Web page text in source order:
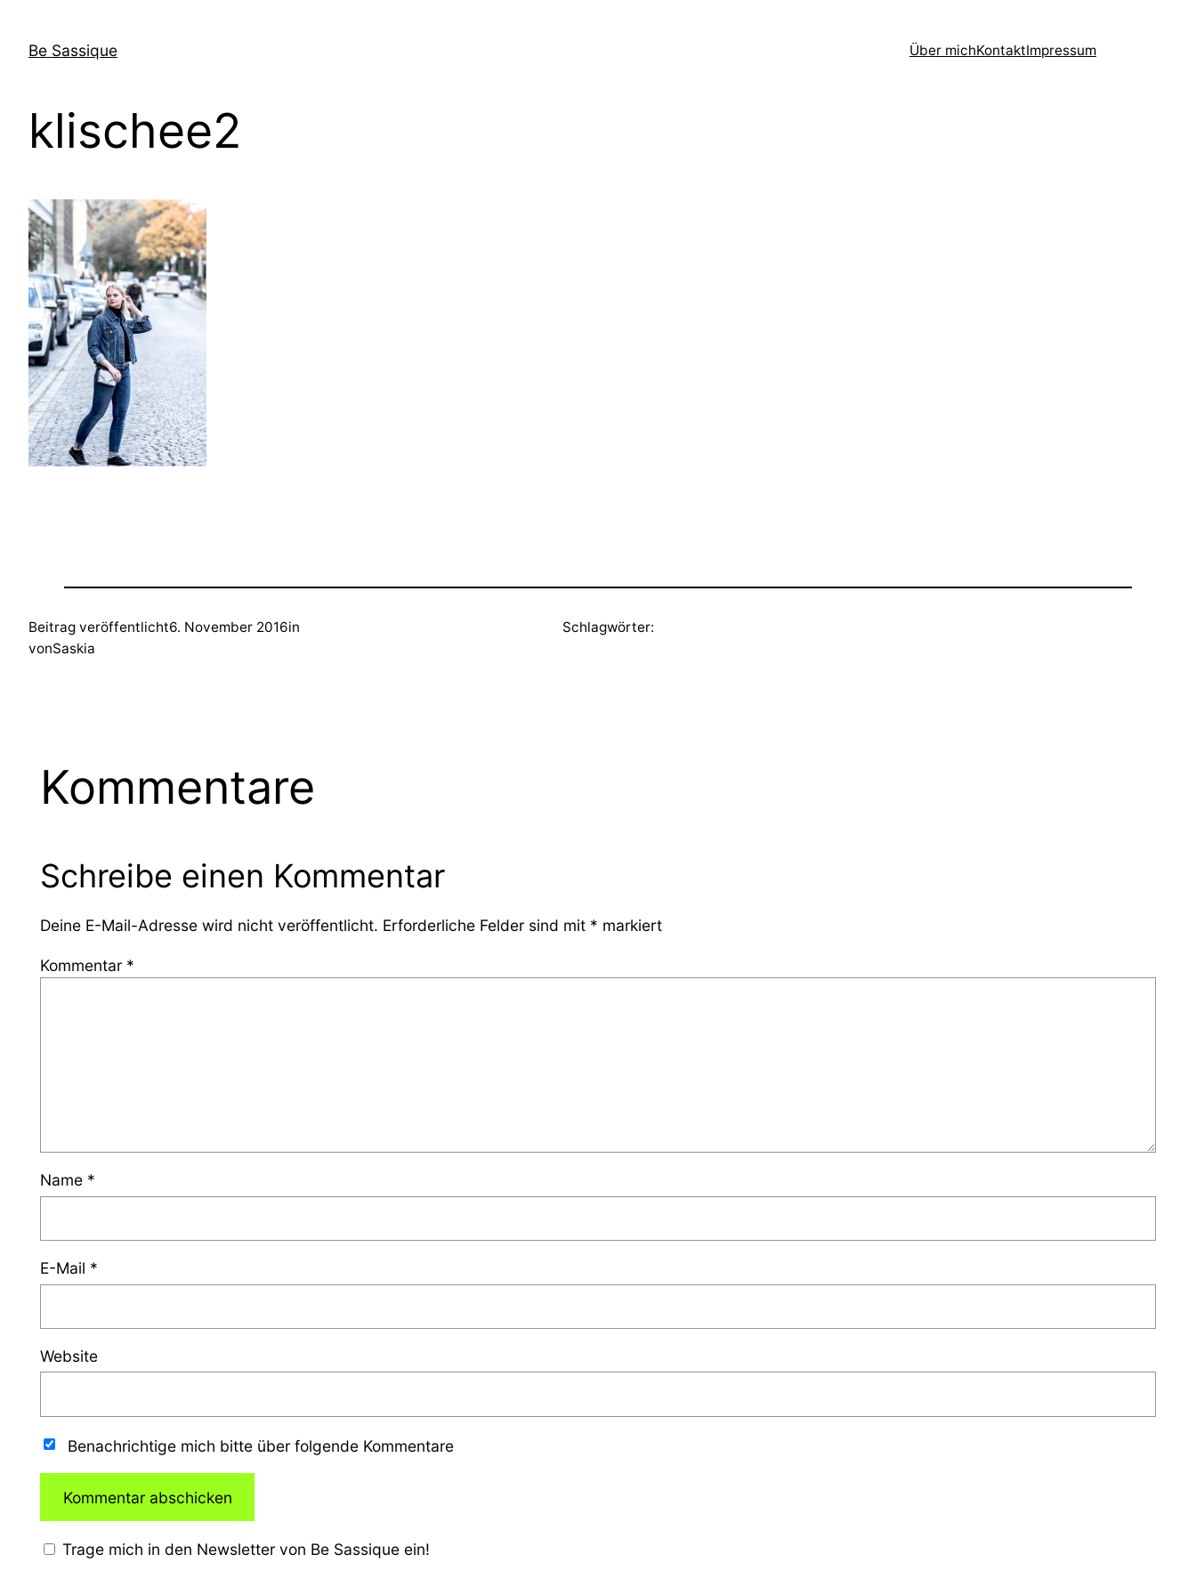
InhaltBe Sassique Über michKontaktImpressum
klischee2
Beitrag veröffentlicht6. November 2016in
vonSaskia
Schlagwörter:
Kommentare
Schreibe einen Kommentar
Deine E-Mail-Adresse wird nicht veröffentlicht. Erforderliche Felder sind mit * markiert
Kommentar *
Name *
E-Mail *
Website
Benachrichtige mich bitte über folgende Kommentare
Trage mich in den Newsletter von Be Sassique ein!